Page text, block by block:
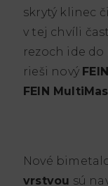
skrytý klinec
v tej chvíli
rezoch ide
rieši nový
FEIN
Nové
vrstvou sú